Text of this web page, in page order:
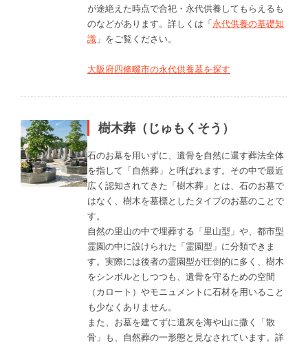
が途絶えた時点で合祀・永代供養してもらえるも
のなどがあります。詳しくは「永代供養の基礎知
識 」をご覧ください。
大阪府四條畷市の永代供養墓を探す
樹木葬（じゅもくそう）
石のお墓を用いずに、遺骨を自然に還す葬法全体
を指して「自然葬」と呼ばれます。その中で最近
広く認知されてきた「樹木葬」とは、石のお墓で
はなく、樹木を墓標としたタイプのお墓のことで
す。
自然の里山の中で埋葬する「里山型」や、都市型
霊園の中に設けられた「霊園型」に分類できま
す。実際には後者の霊園型が圧倒的に多く、樹木
をシンボルとしつつも、遺骨を守るための空間
（カロート）やモニュメントに石材を用いること
も少なくありません。
また、お墓を建てずに遺灰を海や山に撒く「散
骨」も、自然葬の一形態と見なされています。詳